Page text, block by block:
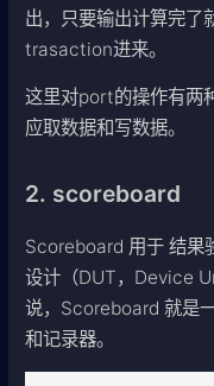
出，只要输出计算完了
trasaction进来。
这里对port的操作有两
应取数据和写数据。
2. scoreboard
Scoreboard 用于 结果
设计（DUT，Device
说，Scoreboard 就是
和记录器。